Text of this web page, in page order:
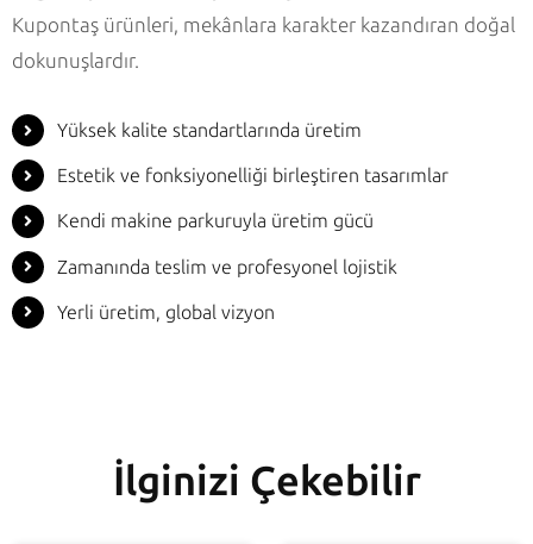
Kupontaş ürünleri, mekânlara karakter kazandıran doğal
dokunuşlardır.
Yüksek kalite standartlarında üretim
Estetik ve fonksiyonelliği birleştiren tasarımlar
Kendi makine parkuruyla üretim gücü
Zamanında teslim ve profesyonel lojistik
Yerli üretim, global vizyon
İlginizi Çekebilir